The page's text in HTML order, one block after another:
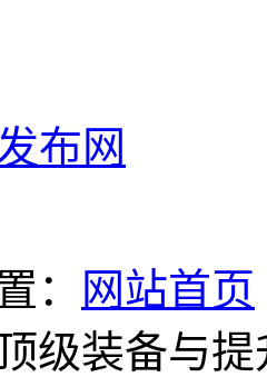
布网
：
网站首页
级装备与